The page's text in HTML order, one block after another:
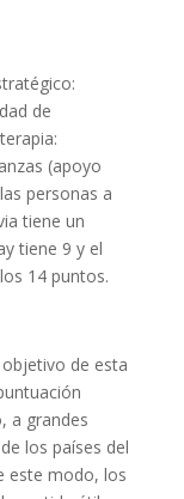
de
(apoyo
personas a
tiene un
tiene 9 y el
14 puntos.
de esta
a grandes
los países del
este modo, los